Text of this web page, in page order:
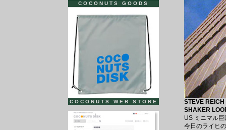
STEVE
SHAKER
US ミニマル
今日のライヒ
COCONUTS GOODS
COCONUTS WEB STORE